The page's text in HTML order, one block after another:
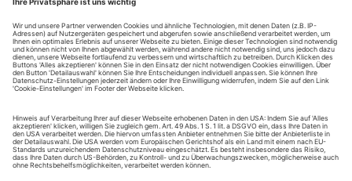
Am Vortag, auf einer Parkbank in Köln – Frage: «Denkst du,
Leute, die...
Vermischtes 6/26
The Seki Method
Der Körper – ein Ei. Eigentlich zwei Eier, die wir, von der
Erde zum Himmel hängend, aufeinander balancieren: Kopf